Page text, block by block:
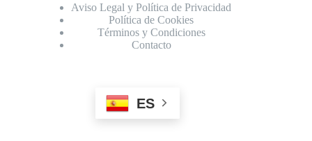
Aviso Legal y Política de Privacidad
Política de Cookies
Términos y Condiciones
Contacto
ES